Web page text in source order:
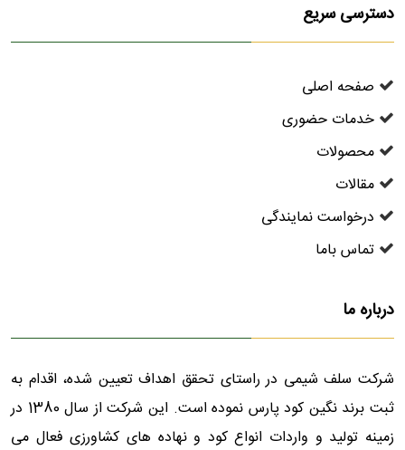
دسترسی سریع
صفحه اصلی
خدمات حضوری
محصولات
مقالات
درخواست نمایندگی
تماس باما
درباره ما
شرکت سلف شیمی در راستای تحقق اهداف تعیین شده، اقدام به
ثبت برند نگین کود پارس نموده است. این شرکت از سال 1380 در
زمینه تولید و واردات انواع کود و نهاده های کشاورزی فعال می